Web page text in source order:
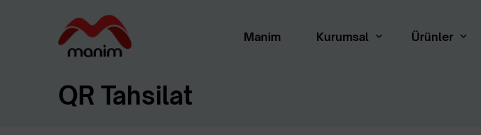
Manim Kurumsal Ürünler
QR Tahsilat